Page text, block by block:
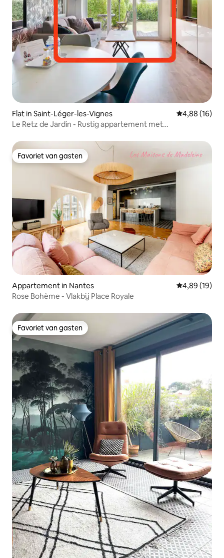
Flat in Saint-Léger-les-Vignes Gemiddelde
4,88 (16)
Le Retz de Jardin - Rustig appartement met
Favoriet van gasten
Favoriet van gasten
Appartement in Nantes Gemiddelde
4,89 (19)
Rose Bohème - Vlakbij Place Royale
Favoriet van gasten
Favoriet van gasten